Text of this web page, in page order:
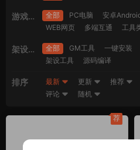
游戏平
全部 PC电脑 安卓
WEB网页
多端互通 工具
架设难
全部 GM工具 一键安装
架设工具
源码编译
排序 最新 更新 推荐
评论
随机
荐